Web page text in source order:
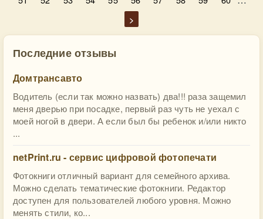
>
Последние отзывы
Домтрансавто
Водитель (если так можно назвать) два!!! раза защемил
меня дверью при посадке, первый раз чуть не уехал с
моей ногой в двери. А если был бы ребенок и/или никто
...
netPrint.ru - сервис цифровой фотопечати
Фотокниги отличный вариант для семейного архива.
Можно сделать тематические фотокниги. Редактор
доступен для пользователей любого уровня. Можно
менять стили, ко...